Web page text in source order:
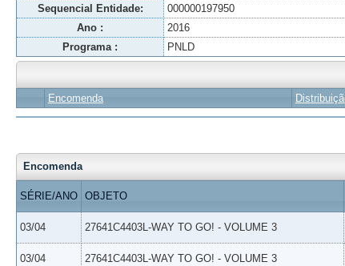
Sequencial Entidade:
000000197950
Ano :
2016
Programa :
PNLD
Encomenda
Encomenda
SÉRIE/ANO OBJETO
03/04 27641C4403L-WAY TO GO! - VOLUME 3
03/04 27641C4403L-WAY TO GO! - VOLUME 3